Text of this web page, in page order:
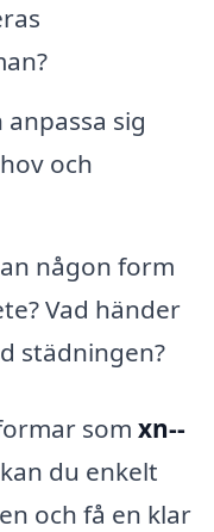
sig
och
någon form
Vad händer
städningen?
som xn--
kan du enkelt
och få en klar